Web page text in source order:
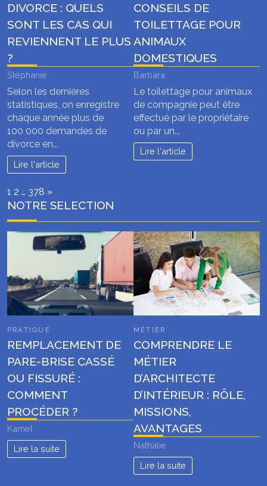
DIVORCE : QUELS
SONT LES CAS QUI
REVIENNENT LE PLUS
?
Stéphanie
Selon les dernières
statistiques, on enregistre
chaque année plus de
100 000 demandes de
divorce en...
Lire l'article
CONSEILS DE
TOILETTAGE POUR
ANIMAUX
DOMESTIQUES
Barbara
Le toilettage pour animaux
de compagnie peut être
effectué par le propriétaire
ou par un...
Lire l'article
Page:
1 2 … 378 Next
»
NOTRE SELECTION
PRATIQUE
REMPLACEMENT DE
PARE-BRISE CASSÉ
OU FISSURÉ :
COMMENT
PROCÉDER ?
Kamel
Lire la suite
MÉTIER
COMPRENDRE LE
MÉTIER
D’ARCHITECTE
D’INTÉRIEUR : RÔLE,
MISSIONS,
AVANTAGES
Nathalie
Lire la suite